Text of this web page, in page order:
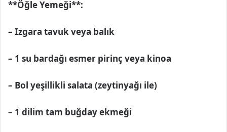
**Öğle Yemeği**:
– Izgara tavuk veya balık
– 1 su bardağı esmer pirinç veya kinoa
– Bol yeşillikli salata (zeytinyağı ile)
– 1 dilim tam buğday ekmeği